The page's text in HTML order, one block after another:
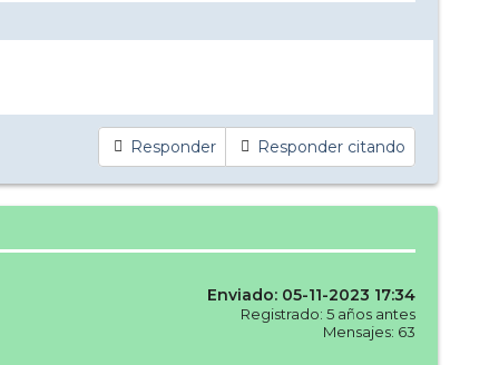
Responder Responder citando
Enviado: 05-11-2023 17:34
Registrado: 5 años antes
Mensajes: 63